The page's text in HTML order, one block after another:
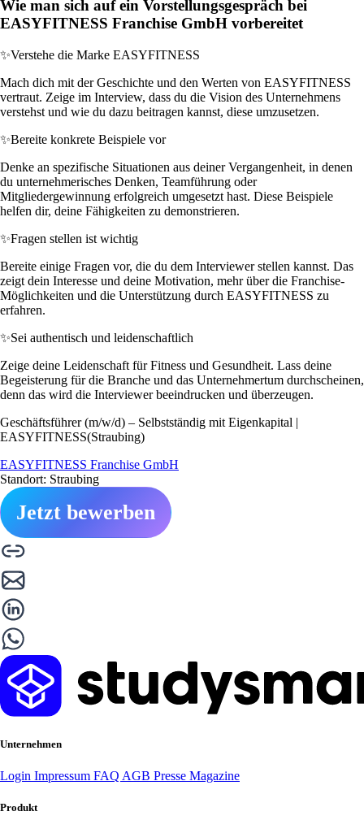
Wie man sich auf ein Vorstellungsgespräch bei
EASYFITNESS Franchise GmbH vorbereitet
✨Verstehe die Marke EASYFITNESS
Mach dich mit der Geschichte und den Werten von EASYFITNESS
vertraut. Zeige im Interview, dass du die Vision des Unternehmens
verstehst und wie du dazu beitragen kannst, diese umzusetzen.
✨Bereite konkrete Beispiele vor
Denke an spezifische Situationen aus deiner Vergangenheit, in denen
du unternehmerisches Denken, Teamführung oder
Mitgliedergewinnung erfolgreich umgesetzt hast. Diese Beispiele
helfen dir, deine Fähigkeiten zu demonstrieren.
✨Fragen stellen ist wichtig
Bereite einige Fragen vor, die du dem Interviewer stellen kannst. Das
zeigt dein Interesse und deine Motivation, mehr über die Franchise-
Möglichkeiten und die Unterstützung durch EASYFITNESS zu
erfahren.
✨Sei authentisch und leidenschaftlich
Zeige deine Leidenschaft für Fitness und Gesundheit. Lass deine
Begeisterung für die Branche und das Unternehmertum durchscheinen,
denn das wird die Interviewer beeindrucken und überzeugen.
Geschäftsführer (m/w/d) – Selbstständig mit Eigenkapital |
EASYFITNESS(Straubing)
EASYFITNESS Franchise GmbH
Standort: Straubing
Jetzt bewerben
Unternehmen
Login Impressum FAQ AGB Presse Magazine
Produkt